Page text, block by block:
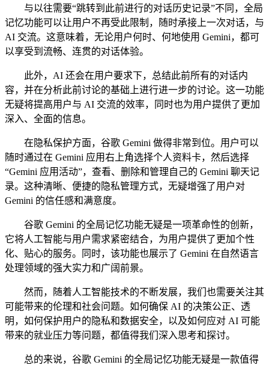
与以往需要“跳转到此前进行的对话历史记录”不同，全局
记忆功能可以让用户不再受此限制，随时承接上一次对话，与
AI 交流。这意味着，无论用户何时、何地使用 Gemini，都可
以享受到流畅、连贯的对话体验。
此外，AI 还会在用户要求下，总结此前所有的对话内
容，并在分析此前讨论的基础上进行进一步的讨论。这一功能
无疑将提高用户与 AI 交流的效率，同时也为用户提供了更加
深入、全面的信息。
在隐私保护方面，谷歌 Gemini 做得非常到位。用户可以
随时通过在 Gemini 应用右上角选择个人资料卡，然后选择
“Gemini 应用活动”，查看、删除和管理自己的 Gemini 聊天记
录。这种清晰、便捷的隐私管理方式，无疑增强了用户对
Gemini 的信任感和满意度。
谷歌 Gemini 的全局记忆功能无疑是一项革命性的创新，
它将人工智能与用户需求紧密结合，为用户提供了更加个性
化、贴心的服务。同时，该功能也展示了 Gemini 在自然语言
处理领域的强大实力和广阔前景。
然而，随着人工智能技术的不断发展，我们也需要关注其
可能带来的伦理和社会问题。如何确保 AI 的决策公正、透
明，如何保护用户的隐私和数据安全，以及如何应对 AI 可能
带来的就业压力等问题，都值得我们深入思考和探讨。
总的来说，谷歌 Gemini 的全局记忆功能无疑是一款值得